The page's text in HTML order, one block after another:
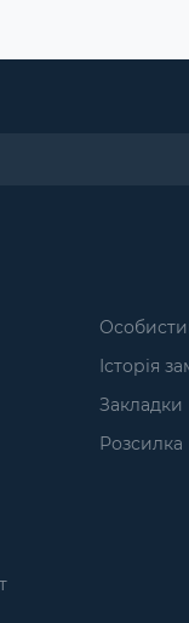
Історія
Закладки
Розсилка